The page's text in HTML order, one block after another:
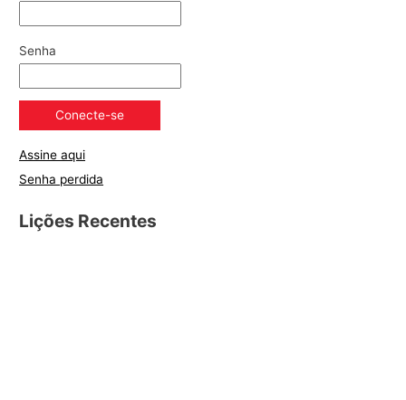
Senha
Assine aqui
Senha perdida
Lições Recentes